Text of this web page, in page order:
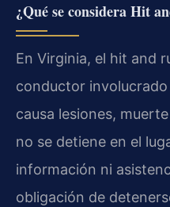
¿Qué se considera Hit
En Virginia, el hit and
conductor
causa lesiones,
no se detiene en el
información ni
obligación de